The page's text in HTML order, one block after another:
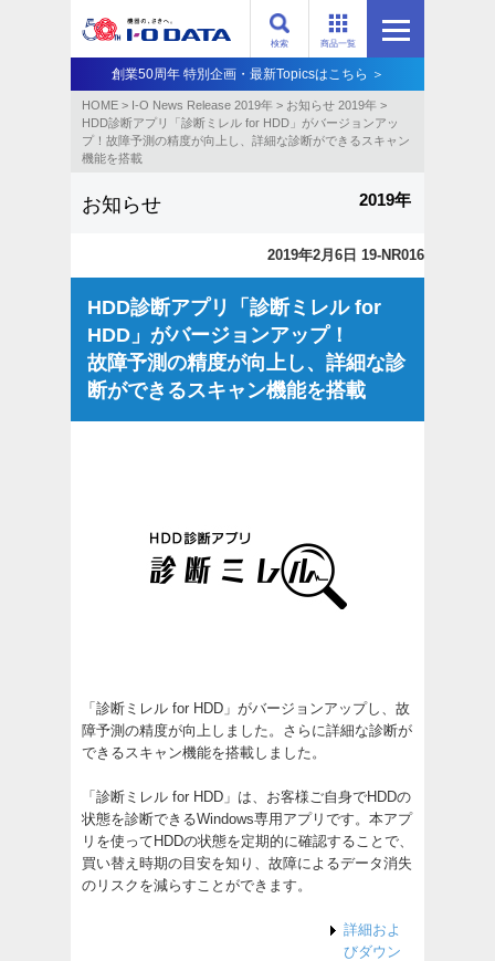
商品一覧
検索
創業50周年 特別企画・最新Topicsはこちら ＞
HOME > I-O News Release 2019年 > お知らせ 2019年 >
HDD診断アプリ「診断ミレル for HDD」がバージョンアッ
プ！故障予測の精度が向上し、詳細な診断ができるスキャン
機能を搭載
お知らせ 2019年
2019年2月6日 19-NR016
HDD診断アプリ「診断ミレル for
HDD」がバージョンアップ！
故障予測の精度が向上し、詳細な診
断ができるスキャン機能を搭載
「診断ミレル for HDD」がバージョンアップし、故
障予測の精度が向上しました。さらに詳細な診断が
できるスキャン機能を搭載しました。
「診断ミレル for HDD」は、お客様ご自身でHDDの
状態を診断できるWindows専用アプリです。本アプ
リを使ってHDDの状態を定期的に確認することで、
買い替え時期の目安を知り、故障によるデータ消失
のリスクを減らすことができます。
詳細およ
びダウン